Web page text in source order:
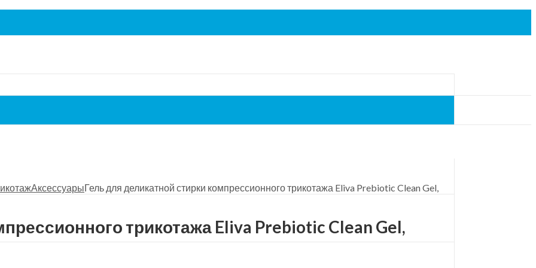
АксессуарыГель для деликатной стирки компрессионного трикотажа Eliva Prebiotic Clean Gel,
трикотажа Eliva Prebiotic Clean Gel,